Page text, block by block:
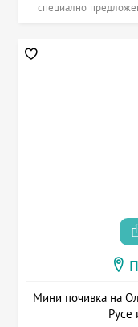
специално
Мини почивка на
Русе